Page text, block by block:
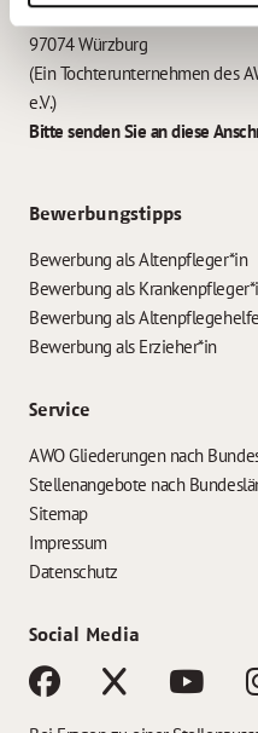
Kantstraße 45a
97074 Würzburg
(Ein Tochterunternehmen des
e.V.)
Bitte senden Sie an diese
Bewerbungstipps
Bewerbung als Altenpfleger*in
Bewerbung als
Bewerbung als
Bewerbung als Erzieher*in
Service
AWO Gliederungen nach
Stellenangebote nach
Sitemap
Impressum
Datenschutz
Social Media